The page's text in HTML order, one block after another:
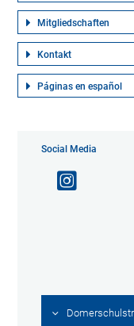
Mitgliedschaften
Kontakt
Páginas en español
Social Media